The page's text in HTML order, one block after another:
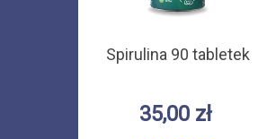
Spirulina 90 tabletek
35,00 zł